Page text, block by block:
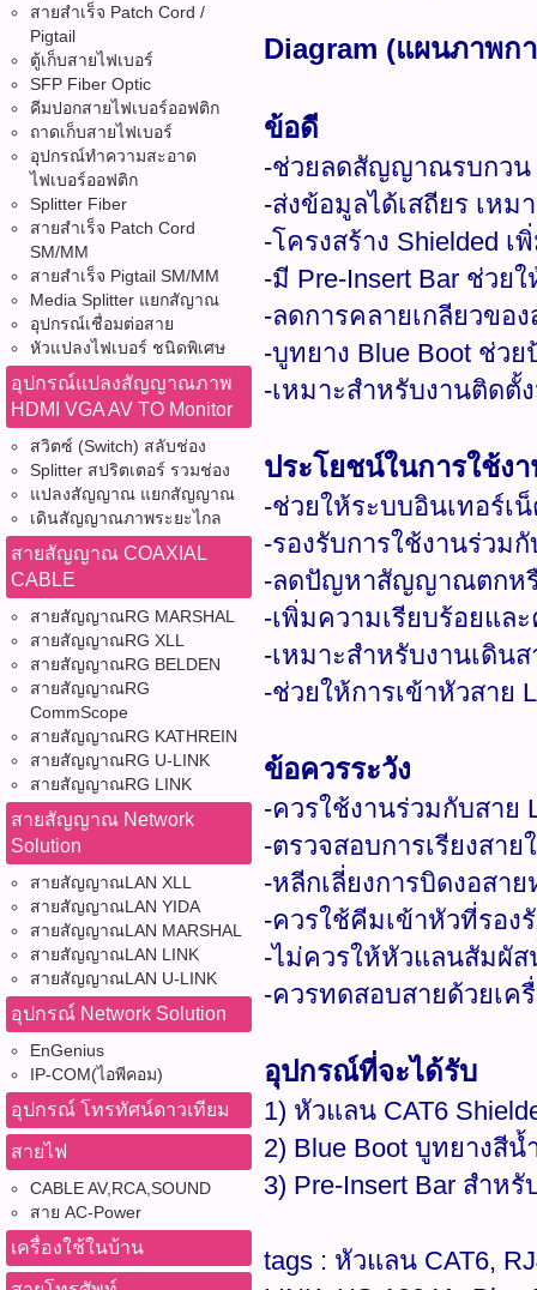
สายสำเร็จ Patch Cord /
Pigtail
ตู้เก็บสายไฟเบอร์
SFP Fiber Optic
คีมปอกสายไฟเบอร์ออฟติก
ถาดเก็บสายไฟเบอร์
อุปกรณ์ทำความสะอาด
ไฟเบอร์ออฟติก
Splitter Fiber
สายสำเร็จ Patch Cord
SM/MM
สายสำเร็จ Pigtail SM/MM
Media Splitter แยกสัญาณ
อุปกรณ์เชื่อมต่อสาย
หัวแปลงไฟเบอร์ ชนิดพิเศษ
อุปกรณ์แปลงสัญญาณภาพ
HDMI VGA AV TO Monitor
สวิตซ์ (Switch) สลับช่อง
Splitter สปริตเตอร์ รวมช่อง
แปลงสัญญาณ แยกสัญญาณ
เดินสัญญาณภาพระยะไกล
สายสัญญาณ COAXIAL
CABLE
สายสัญญาณRG MARSHAL
สายสัญญาณRG XLL
สายสัญญาณRG BELDEN
สายสัญญาณRG
CommScope
สายสัญญาณRG KATHREIN
สายสัญญาณRG U-LINK
สายสัญญาณRG LINK
สายสัญญาณ Network
Solution
สายสัญญาณLAN XLL
สายสัญญาณLAN YIDA
สายสัญญาณLAN MARSHAL
สายสัญญาณLAN LINK
สายสัญญาณLAN U-LINK
อุปกรณ์ Network Solution
EnGenius
IP-COM(ไอพีคอม)
อุปกรณ์ โทรทัศน์ดาวเทียม
สายไฟ
CABLE AV,RCA,SOUND
สาย AC-Power
เครื่องใช้ในบ้าน
Diagram (แผนภาพก
ข้อดี
-ช่วยลดสัญญาณรบกวน
-ส่งข้อมูลได้เสถียร เหม
-โครงสร้าง Shielded
-มี Pre-Insert Bar ช่วย
-ลดการคลายเกลียวข
-บูทยาง Blue Boot ช่ว
-เหมาะสำหรับงานติดตั้
ประโยชน์ในการใช้ง
-ช่วยให้ระบบอินเทอร์เ
-รองรับการใช้งานร่วม
-ลดปัญหาสัญญาณตกห
-เพิ่มความเรียบร้อยแล
-เหมาะสำหรับงานเดิน
-ช่วยให้การเข้าหัวสาย
ข้อควรระวัง
-ควรใช้งานร่วมกับสาย
-ตรวจสอบการเรียงสา
-หลีกเลี่ยงการบิดงอสา
-ควรใช้คีมเข้าหัวที่รอง
-ไม่ควรให้หัวแลนสัมผั
-ควรทดสอบสายด้วยเค
อุปกรณ์ที่จะได้รับ
1) หัวแลน CAT6
2) Blue Boot บูทยางสีน้
3) Pre-Insert Bar สำห
tags : หัวแลน CAT6,